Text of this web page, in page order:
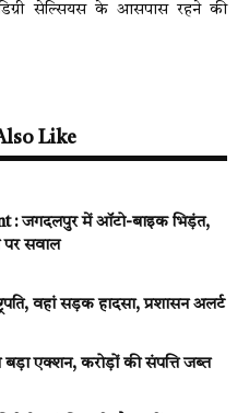
सेल्सियस के आसपास रहने की
Like
: जगदलपुर में ऑटो-बाइक भिड़ंत,
पर सवाल
वहां सड़क हादसा, प्रशासन अलर्ट
एक्शन, करोड़ों की संपत्ति जब्त